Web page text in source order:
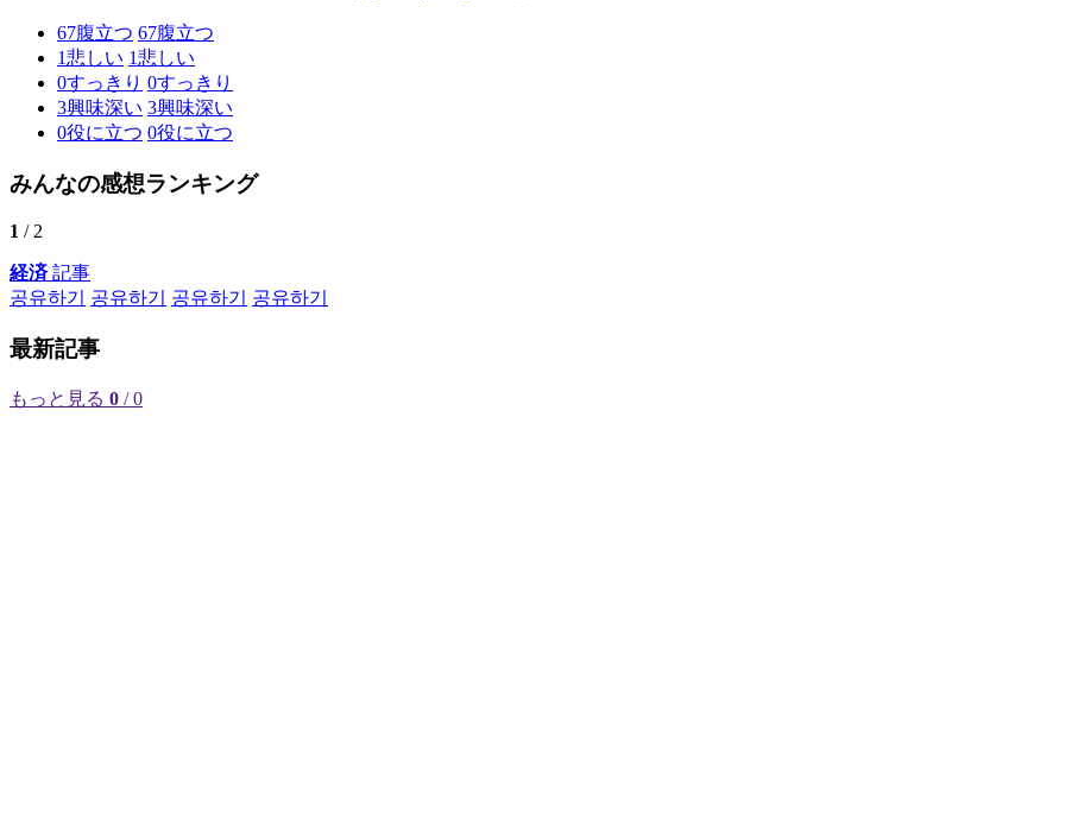
67腹立つ 67腹立つ
1悲しい 1悲しい
0すっきり 0すっきり
3興味深い 3興味深い
0役に立つ 0役に立つ
みんなの感想ランキング
1 / 2
経済記事
공유하기
공유하기 공유하기 공유하기
最新記事
もっと見る 0 / 0